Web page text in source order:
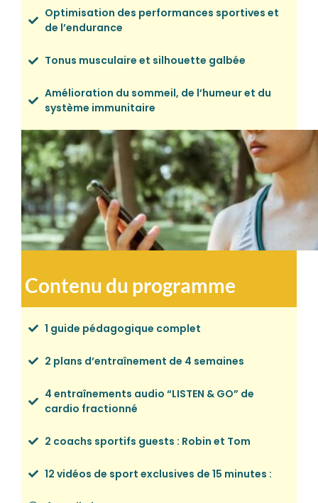
Optimisation des performances sportives et
de l’endurance
Tonus musculaire et silhouette galbée
Amélioration du sommeil, de l’humeur et du
système immunitaire
Contenu du programme
1 guide pédagogique complet
2 plans d’entraînement de 4 semaines
4 entraînements audio “LISTEN & GO” de
cardio fractionné
2 coachs sportifs guests : Robin et Tom
12 vidéos de sport exclusives de 15 minutes :